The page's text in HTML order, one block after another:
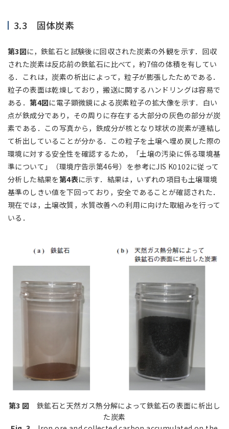
3.3 固体炭素
第3図に，鉄鉱石と試験後に回収された炭素の外観を示す．回収
された炭素は反応前の鉄鉱石に比べて，約7倍の体積を有してい
る．これは，炭素の析出によって，粒子が膨張したためである．
粒子の表面は乾燥しており，搬送に関するハンドリングは容易で
ある．第4図に電子顕微鏡による炭素粒子の拡大像を示す．白い
点が鉄成分であり，その周りに存在する大部分の灰色の部分が炭
素である．この写真から，鉄成分が核となり球状の炭素が連結し
て析出していることが分かる．この粒子を土壌へ埋め戻した際の
環境に対する安全性を確認するため，「土壌の汚染に係る環境基
準について」（環境庁告示第46号）を参考にJIS K0102に従って
分析した結果を第4表に示す．結果は，いずれの項目も土壌環境
基準のしきい値を下回っており，安全であることが確認された．
現在では，土壌改質，水質改善への利用に向けた取組みを行って
いる．
第3 図 鉄鉱石と天然ガス熱分解によって鉄鉱石の表面に析出し
た炭素